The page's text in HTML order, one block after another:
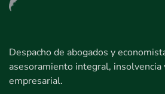
Despacho de abogados y
asesoramiento integral,
empresarial.